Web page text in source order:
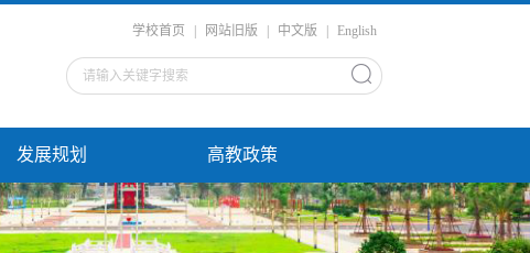
学校首页 网站旧版 中文版 English
发展规划 高教政策